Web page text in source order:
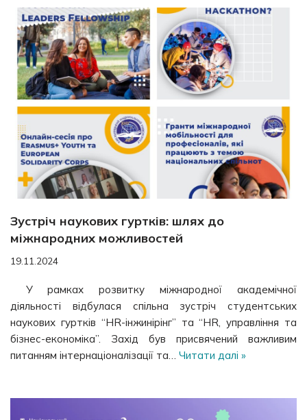
Зустріч наукових гуртків: шлях до
міжнародних можливостей
19.11.2024
У рамках розвитку міжнародної академічної
діяльності відбулася спільна зустріч студентських
наукових гуртків “HR-інжинірінг” та “HR, управління та
бізнес-економіка”. Захід був присвячений важливим
питанням інтернаціоналізації та… Читати далі »